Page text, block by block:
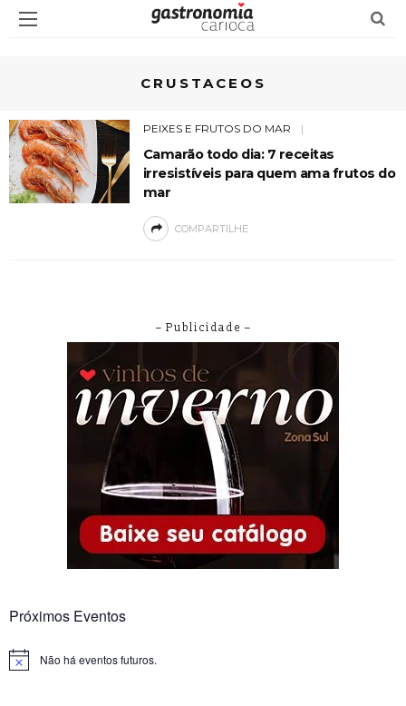
CRUSTACEOS
PEIXES E FRUTOS DO MAR
Camarão todo dia: 7 receitas
irresistíveis para quem ama frutos do
mar
COMPARTILHE
– Publicidade –
Próximos Eventos
Notice Não há eventos futuros.